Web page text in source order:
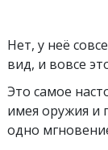
Нет, у неё
вид, и вовсе
Это самое
имея оружия и
одно